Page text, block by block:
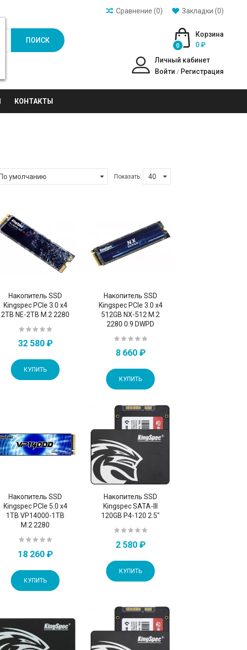
Закладки (0)
Сравнение (0)
ПОИСК
Корзина
0
0 ₽
Личный кабинет
Войти / Регистрация
КОНТАКТЫ
Показать:
Накопитель SSD
Kingspec PCIe 3.0 x4
2TB NE-2TB M.2 2280
32 580 ₽
КУПИТЬ
Накопитель SSD
Kingspec PCIe 3.0 x4
512GB NX-512 M.2
2280 0.9 DWPD
8 660 ₽
КУПИТЬ
Накопитель SSD
Kingspec PCIe 5.0 x4
1TB VP14000-1TB
M.2 2280
18 260 ₽
КУПИТЬ
Накопитель SSD
Kingspec SATA-III
120GB P4-120 2.5"
2 580 ₽
КУПИТЬ